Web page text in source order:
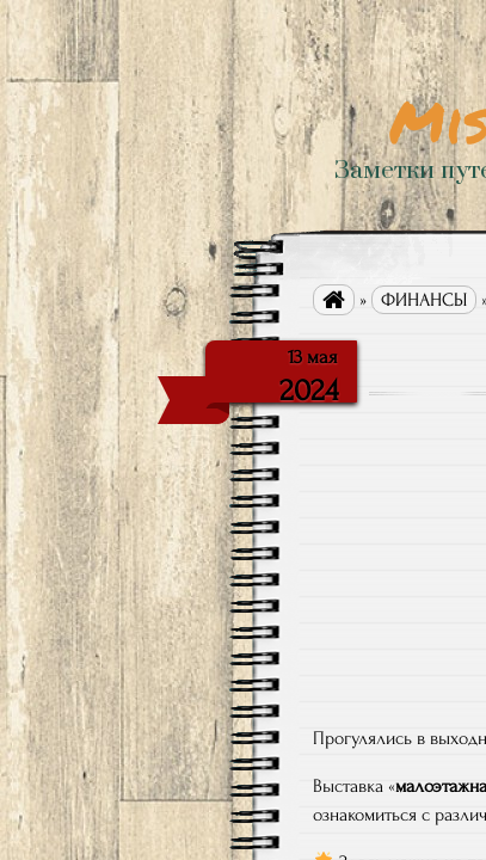
Заметки
 » ФИНАНСЫ
13 мая
2024
Прогулялись в
Выставка «
ознакомиться с